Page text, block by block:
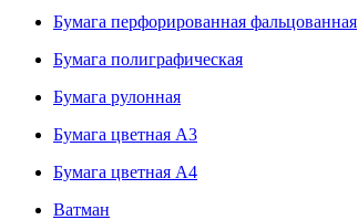
Бумага перфорированная фальцованная
Бумага полиграфическая
Бумага рулонная
Бумага цветная А3
Бумага цветная А4
Ватман